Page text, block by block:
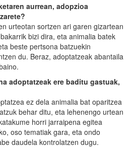
aurrean, adopzioa
urteotan sortzen ari garen gizartean
bizi dira, eta animalia batek
beste pertsona batzuekin
du. Beraz, adoptatzeak abantaila
adoptatzeak ere baditu gastuak,
ez dela animalia bat oparitzea
behar ditu, eta lehenengo urtean
horri jarraipena egitea
oso tematiak gara, eta ondo
daudela kontrolatzen dugu.